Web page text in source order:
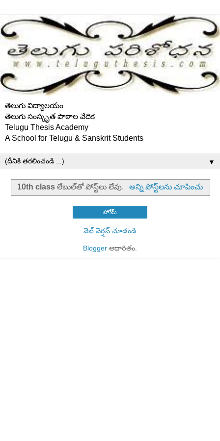
తెలుగు విద్యాలయం
తెలుగు సంస్కృత పాఠాల వేదిక
Telugu Thesis Academy
A School for Telugu & Sanskrit Students
▼
10th class లేబుల్‌తో పోస్ట్‌లు లేవు. అన్ని పోస్ట్‌లను చూపించు
హోమ్
వెబ్ వెర్షన్‌ చూడండి
Blogger ఆధారితం.